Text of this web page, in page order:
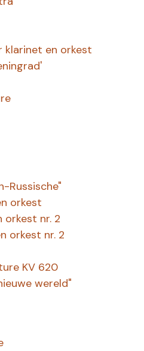
klarinet en orkest
Russische"
orkest
orkest nr. 2
orkest nr. 2
KV 620
wereld"